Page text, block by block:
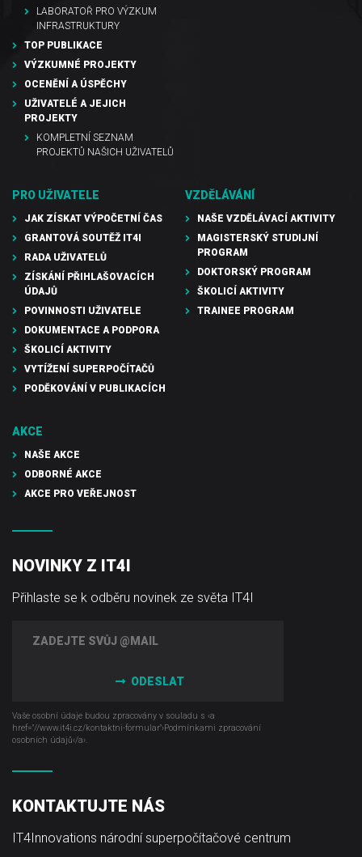
LABORATOŘ PRO VÝZKUM
INFRASTRUKTURY
TOP PUBLIKACE
VÝZKUMNÉ PROJEKTY
OCENĚNÍ A ÚSPĚCHY
UŽIVATELÉ A JEJICH
PROJEKTY
KOMPLETNÍ SEZNAM
PROJEKTŮ NAŠICH UŽIVATELŮ
PRO UŽIVATELE
JAK ZÍSKAT VÝPOČETNÍ ČAS
GRANTOVÁ SOUTĚŽ IT4I
RADA UŽIVATELŮ
ZÍSKÁNÍ PŘIHLAŠOVACÍCH
ÚDAJŮ
POVINNOSTI UŽIVATELE
DOKUMENTACE A PODPORA
ŠKOLICÍ AKTIVITY
VYTÍŽENÍ SUPERPOČÍTAČŮ
PODĚKOVÁNÍ V PUBLIKACÍCH
VZDĚLÁVÁNÍ
NAŠE VZDĚLÁVACÍ AKTIVITY
MAGISTERSKÝ STUDIJNÍ
PROGRAM
DOKTORSKÝ PROGRAM
ŠKOLICÍ AKTIVITY
TRAINEE PROGRAM
AKCE
NAŠE AKCE
ODBORNÉ AKCE
AKCE PRO VEŘEJNOST
KONTAKTUJTE NÁS
IT4Innovations národní superpočítačové centrum
NOVINKY Z IT4I
Přihlaste se k odběru novinek ze světa IT4I
ODESLAT
Vaše osobní údaje budou zpracovány v souladu s ‹a
href="//www.it4i­.cz/kontaktni-formular"›Podmínkami zpracování
osobních údajů‹/a›.